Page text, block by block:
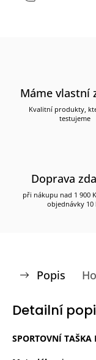
Máme vlastní
Kvalitní produkty,
testujeme
Doprava
při nákupu nad 1 900
objednávky 10
Popis
Detailní
SPORTOVNÍ TAŠKA